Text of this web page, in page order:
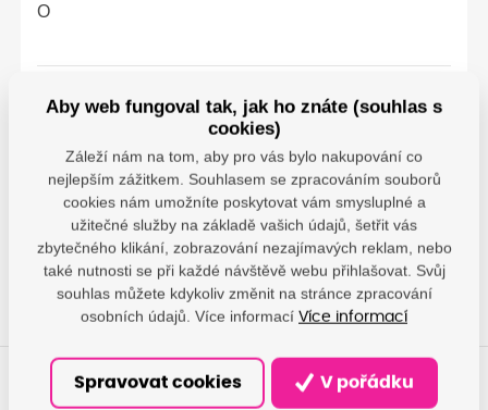
O
Parametry
Výrobce
HP - HP Netherlands
BV; Krijgsman 75, 1186
DR Amstelveen, NL;
hp@hp.com
Aby web fungoval tak, jak ho znáte (souhlas s
cookies)
Záleží nám na tom, aby pro vás bylo nakupování co
nejlepším zážitkem. Souhlasem se zpracováním souborů
cookies nám umožníte poskytovat vám smysluplné a
užitečné služby na základě vašich údajů, šetřit vás
zbytečného klikání, zobrazování nezajímavých reklam, nebo
také nutnosti se při každé návštěvě webu přihlašovat. Svůj
souhlas můžete kdykoliv změnit na stránce zpracování
osobních údajů. Více informací Více informací
Spravovat cookies V pořádku